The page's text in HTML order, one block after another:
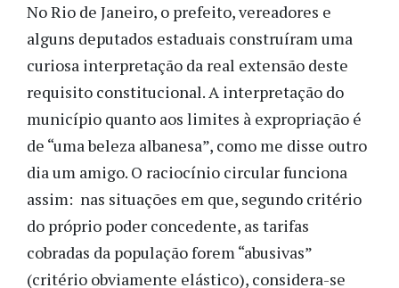
No Rio de Janeiro, o prefeito, vereadores e
alguns deputados estaduais construíram uma
curiosa interpretação da real extensão deste
requisito constitucional. A interpretação do
município quanto aos limites à expropriação é
de “uma beleza albanesa”, como me disse outro
dia um amigo. O raciocínio circular funciona
assim: nas situações em que, segundo critério
do próprio poder concedente, as tarifas
cobradas da população forem “abusivas”
(critério obviamente elástico), considera-se